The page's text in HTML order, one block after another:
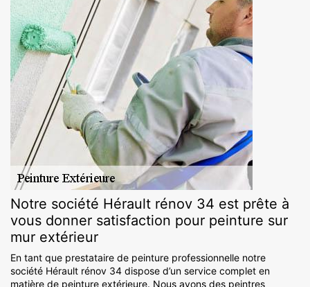
Notre société Hérault rénov 34 est prête à
vous donner satisfaction pour peinture sur
mur extérieur
En tant que prestataire de peinture professionnelle notre
société Hérault rénov 34 dispose d’un service complet en
matière de peinture extérieure. Nous avons des peintres